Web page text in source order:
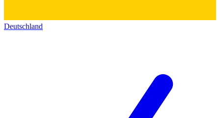
Deutschland